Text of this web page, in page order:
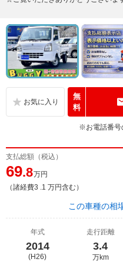
無
料
※お電話番号
支払総額（税込）
69.8万円
（諸経費3 .1 万円含む）
この車種の相
年式
2014
(H26)
走行距離
3.4
万km